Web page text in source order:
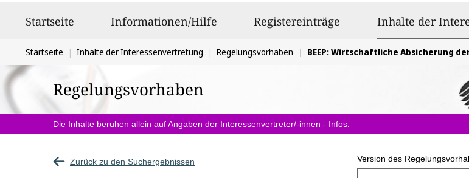
Startseite Informationen/Hilfe Registereinträge Inhalte der
Sie
befinden
sich
hier:
Startseite Inhalte der Interessenvertretung Regelungsvorhaben BEEP: Wirtschaftliche Absicherung der professionellen Pflegeangebote, Ablehnung kommunaler Pflegestrukturplanung und gemeinschaftlicher
Regelungsvorhaben
Die Inhalte beruhen allein auf Angaben der Interessenvertreter/-innen - Infos
Zurück zu den Suchergebnissen Version des